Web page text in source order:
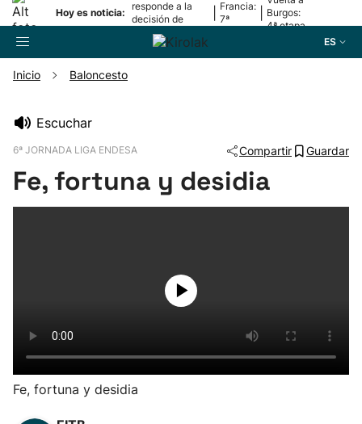
Hoy es noticia:
responde a la
decisión de
Oriamendi
Francia:
7ª
Burgos:
4ª etapa
ES
Pelota
Ciclismo
Herri-kirolak
Inicio Baloncesto
Escuchar
6ª JORNADA LIGA ENDESA Compartir Guardar
Fe, fortuna y desidia
Fe, fortuna y desidia